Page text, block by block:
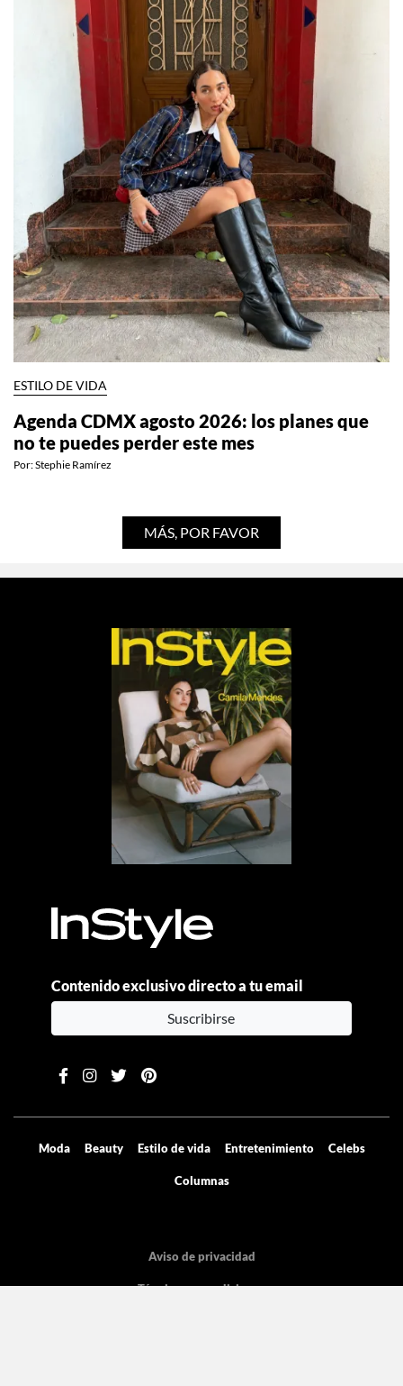
ESTILO DE VIDA
Agenda CDMX agosto 2026: los planes que
no te puedes perder este mes
Por:Stephie Ramírez
MÁS, POR FAVOR
Contenido exclusivo directo a tu email
Suscribirse
Moda Beauty Estilo de vida Entretenimiento Celebs
Columnas
Aviso de privacidad
Términos y condiciones